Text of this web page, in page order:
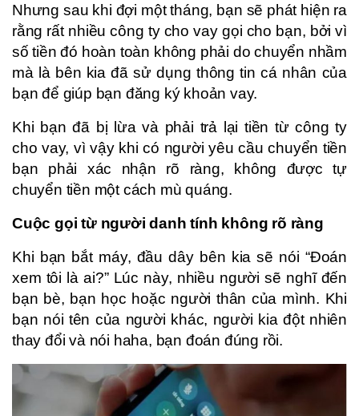
Nhưng sau khi đợi một tháng, bạn sẽ phát hiện ra
rằng rất nhiều công ty cho vay gọi cho bạn, bởi vì
số tiền đó hoàn toàn không phải do chuyển nhầm
mà là bên kia đã sử dụng thông tin cá nhân của
bạn để giúp bạn đăng ký khoản vay.
Khi bạn đã bị lừa và phải trả lại tiền từ công ty
cho vay, vì vậy khi có người yêu cầu chuyển tiền
bạn phải xác nhận rõ ràng, không được tự
chuyển tiền một cách mù quáng.
Cuộc gọi từ người danh tính không rõ ràng
Khi bạn bắt máy, đầu dây bên kia sẽ nói “Đoán
xem tôi là ai?” Lúc này, nhiều người sẽ nghĩ đến
bạn bè, bạn học hoặc người thân của mình. Khi
bạn nói tên của người khác, người kia đột nhiên
thay đổi và nói haha, bạn đoán đúng rồi.